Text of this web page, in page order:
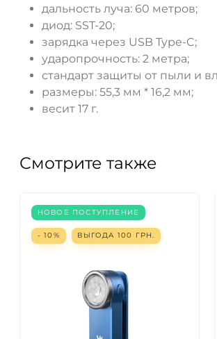
дальность луча: 60 метров;
диод: SST-20;
зарядка через USB Type-C;
ударопрочность: 2 метра;
стандарт защиты от пыли и
размеры: 55,3 мм * 16,2 мм;
весит 17 г.
Смотрите также
НОВОЕ ПОСТУПЛЕНИЕ
- 10% ВЫГОДА 100 ГРН.